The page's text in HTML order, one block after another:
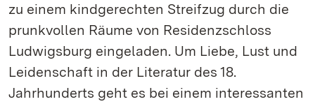
zu einem kindgerechten Streifzug durch die
prunkvollen Räume von Residenzschloss
Ludwigsburg eingeladen. Um Liebe, Lust und
Leidenschaft in der Literatur des 18.
Jahrhunderts geht es bei einem interessanten